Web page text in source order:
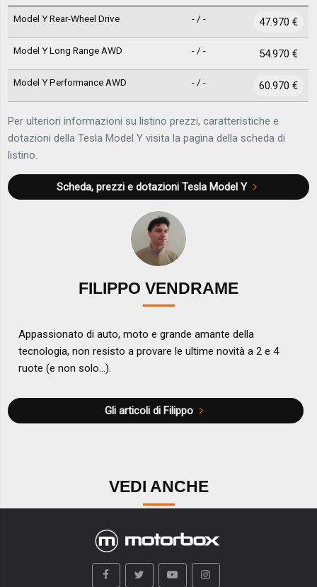
Model Y Rear-Wheel Drive - / - 47.970 €
Model Y Long Range AWD - / - 54.970 €
Model Y Performance AWD - / - 60.970 €
Per ulteriori informazioni su listino prezzi, caratteristiche e
dotazioni della Tesla Model Y visita la pagina della scheda di
listino.
Scheda, prezzi e dotazioniTesla Model Y
FILIPPO VENDRAME
Appassionato di auto, moto e grande amante della
tecnologia, non resisto a provare le ultime novità a 2 e 4
ruote (e non solo...).
Gli articoli di Filippo
VEDI ANCHE